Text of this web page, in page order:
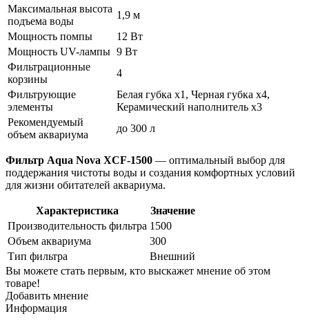
Максимальная высота
подъема воды
1,9 м
Мощность помпы
12 Вт
Мощность UV-лампы 9 Вт
Фильтрационные
корзины
4
Фильтрующие
элементы
Белая губка x1, Черная губка x4,
Керамический наполнитель x3
Рекомендуемый
объем аквариума
до 300 л
Фильтр Aqua Nova XCF-1500 — оптимальный выбор для
поддержания чистоты воды и создания комфортных условий
для жизни обитателей аквариума.
Характеристика
Значение
Производительность фильтра 1500
Объем аквариума
300
Тип фильтра
Внешний
Вы можете стать первым, кто выскажет мнение об этом
товаре!
Добавить мнение
Информация